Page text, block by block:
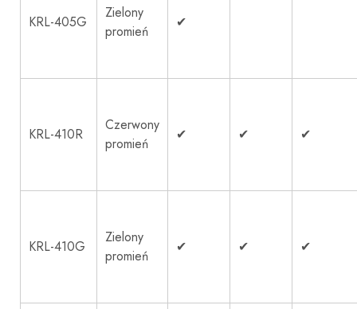
KRL-405G
Zielony
promień
✔
KRL-410R
Czerwony
promień
✔ ✔ ✔
KRL-410G
Zielony
promień
✔ ✔ ✔